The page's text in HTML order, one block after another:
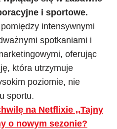
i sportowe.
intensywnymi
spotkaniami i
oferując
która utrzymuje
poziomie, nie
sportu.
na Netflixie ,,Tajny
o nowym sezonie?